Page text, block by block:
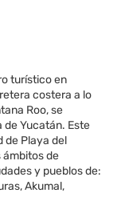
turístico en
costera a lo
Roo, se
de Yucatán. Este
de Playa del
ámbitos de
y pueblos de:
Akumal,